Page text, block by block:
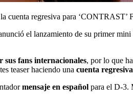
cuenta regresiva para ‘CONTRAST’
el lanzamiento de su primer
sus fans internacionales, por lo que
teaser haciendo una cuenta
mensaje en español para el D-3.